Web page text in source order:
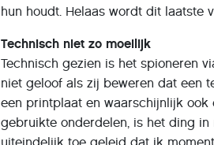
hun houdt. Helaas wordt dit laatste
Technisch niet zo moeilijk
Technisch gezien is het spioneren
niet geloof als zij beweren dat een
een printplaat en waarschijnlijk
gebruikte onderdelen, is het ding